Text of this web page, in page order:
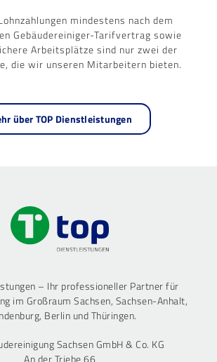
mindestens nach dem
Gebäudereiniger-Tarifvertrag sowie
Arbeitsplätze sind nur zwei der
die wir unseren Mitarbeitern bieten.
über TOP Dienstleistungen
– Ihr professioneller Partner für
im Großraum Sachsen, Sachsen-Anhalt,
Berlin und Thüringen.
Sachsen GmbH & Co. KG